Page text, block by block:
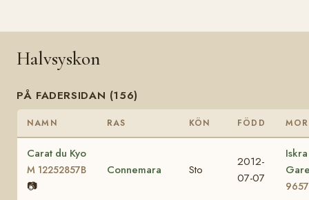
Halvsyskon
PÅ FADERSIDAN (156)
NAMN RAS KÖN FÖDD MOR
Carat du Kyo
M 12252857B
📷
Connemara Sto
2012-
07-07